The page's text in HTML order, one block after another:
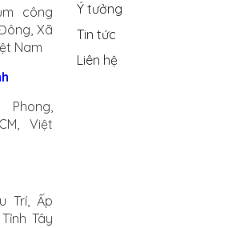
công
Xã
Nam
Việt
Trí, Ấp
Tây
Ý tưởng
Tin tức
Liên hệ